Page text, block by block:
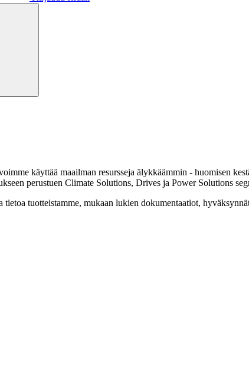
käyttää maailman resursseja älykkäämmin - huomisen
perustuen Climate Solutions, Drives ja Power Solutions
tietoa tuotteistamme, mukaan lukien dokumentaatiot,